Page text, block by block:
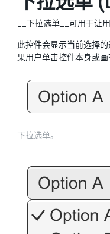
__下拉选单__可用于让
此控件会显示当前选择
果用户单击控件本身或画
下拉选单。